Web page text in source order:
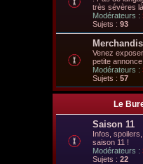
très sévères
Modérateurs :
Sujets : 93
Venez
petite
Modérateurs :
Sujets : 57
Le
Saison 11
Infos,
saison 11 !
Modérateurs :
Sujets : 22